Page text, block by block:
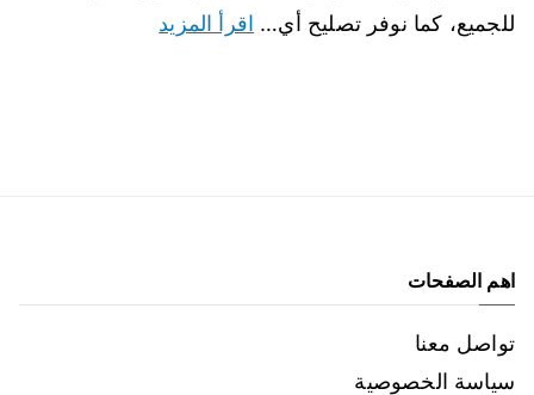
للجميع، كما نوفر تصليح أي… اقرأ المزيد
اهم الصفحات
تواصل معنا
سياسة الخصوصية